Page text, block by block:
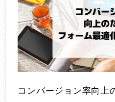
コンバージョン率向上